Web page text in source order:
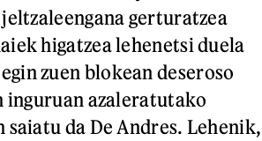
gerturatzea
higatzea lehenetsi duela
zuen blokean deseroso
inguruan azaleratutako
da De Andres. Lehenik,